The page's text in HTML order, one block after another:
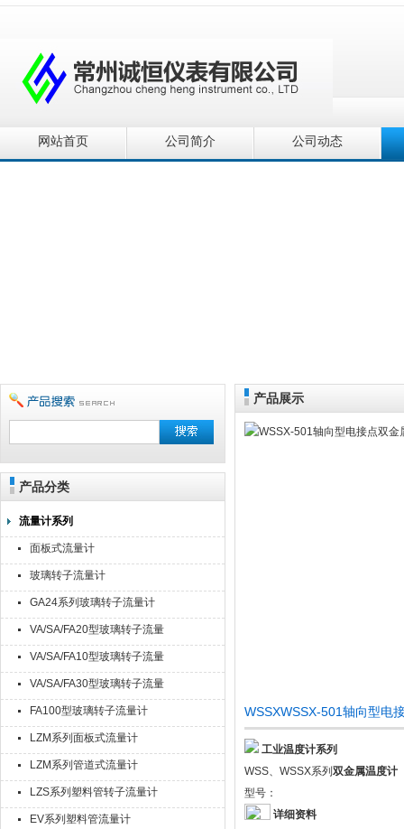
网站首页 公司简介 公司动态
产品分类
流量计系列
面板式流量计
玻璃转子流量计
GA24系列玻璃转子流量计
VA/SA/FA20型玻璃转子流量
计
VA/SA/FA10型玻璃转子流量
计
VA/SA/FA30型玻璃转子流量
计
FA100型玻璃转子流量计
LZM系列面板式流量计
LZM系列管道式流量计
LZS系列塑料管转子流量计
EV系列塑料管流量计
产品展示
WSSXWSSX-501轴向型电
工业温度计系列
WSS、WSSX系列 双金属温度计
型号：
详细资料